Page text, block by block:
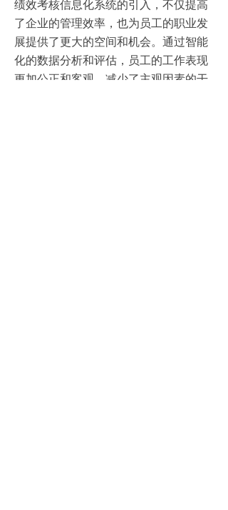
绩效考核信息化系统的引入，不仅提高
了企业的管理效率，也为员工的职业发
展提供了更大的空间和机会。通过智能
化的数据分析和评估，员工的工作表现
更加公正和客观，减少了主观因素的干